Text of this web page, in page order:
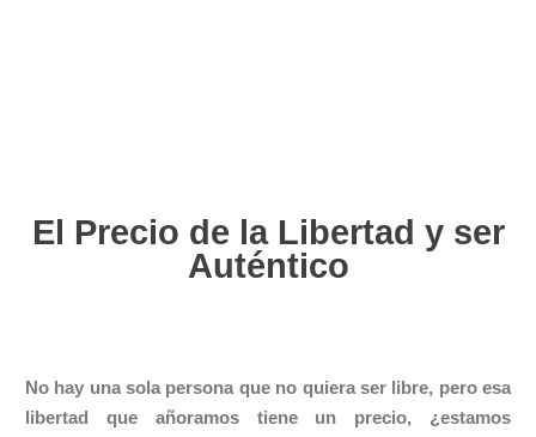
El Precio de la Libertad y ser
Auténtico
No hay una sola persona que no quiera ser libre, pero esa
libertad que añoramos tiene un precio, ¿estamos